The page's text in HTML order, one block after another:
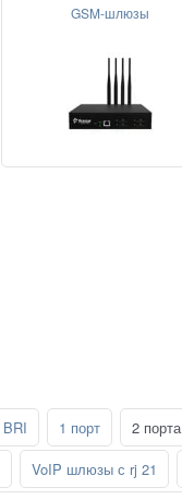
GSM-шлюзы
BRI 1 порт 2 порта
VoIP шлюзы с rj 21